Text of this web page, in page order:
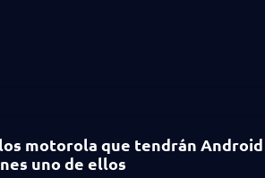
motorola que tendrán Android
uno de ellos